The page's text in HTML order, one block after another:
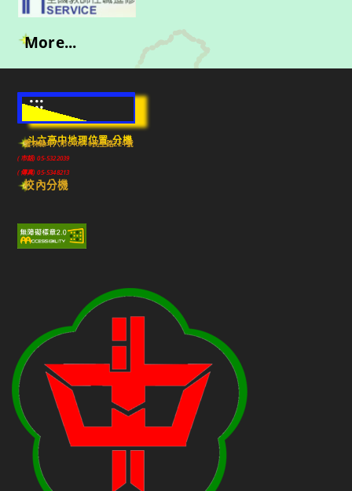
More...
:::
斗六高中地理位置-分機
雲林縣斗六市640010民生路224號
(市話) 05-5322039
(傳真) 05-5348213
校內分機